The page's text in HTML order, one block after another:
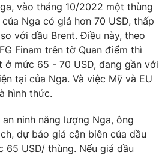
vào tháng 10/2022 một thùng
Nga có giá hơn 70 USD, thấp
với dầu Brent. Điều này, theo
Finam trên tờ Quan điểm thì
ở mức 65 - 70 USD, đang gần với
tại của Nga. Và việc Mỹ và EU
hình thức.
ninh năng lượng Nga, ông
dự báo giá cận biên của dầu
65 USD/ thùng. Nếu giá dầu